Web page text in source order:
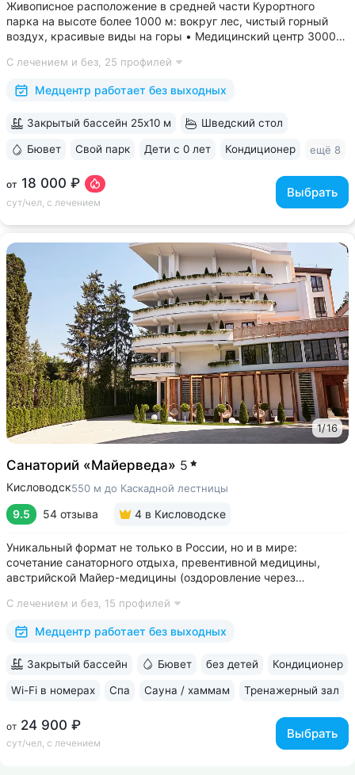
Живописное расположение в средней части Курортного
парка на высоте более 1000 м: вокруг лес, чистый горный
воздух, красивые виды на горы • Медицинский центр 3000
квалификации • Более 1000 видов диагностики и ДНК-
исследований. Есть диагностика...
С лечением и без, 25 профилей
Медцентр работает без выходных
от 18 000 ₽
сут/чел, с лечением
Выбрать
Закрытый бассейн 25x10 м Шведский стол
Бювет Свой парк Дети с 0 лет Кондиционер ещё 8
1/16
Санаторий «Майерведа» 5
Кисловодск550 м до Каскадной лестницы
9.5 54 отзыва 4 в Кисловодске
Уникальный формат не только в России, но и в мире:
сочетание санаторного отдыха, превентивной медицины,
австрийской Майер-медицины (оздоровление через
Победитель международной премии The World Luxury Awards.
Премия «Вояж» за лучший велнес-проект...
С лечением и без, 15 профилей
Медцентр работает без выходных
от 24 900 ₽
сут/чел, с лечением
Выбрать
Закрытый бассейн Бювет без детей Кондиционер
Wi-Fi в номерах Спа Сауна / хаммам Тренажерный зал